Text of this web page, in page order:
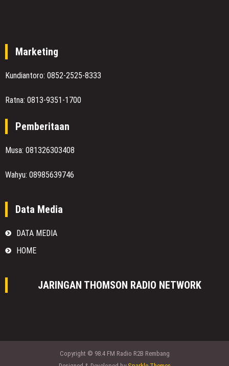
Marketing
Kundiantoro: 0852-2525-8333
Ratna: 0813-9351-1700
Pemberitaan
Musa: 081326303408
Wahyu: 08985639746
Data Media
DATA MEDIA
HOME
JARINGAN THOMSON RADIO NETWORK
Copyright © 98.4 FM Radio R2B Rembang